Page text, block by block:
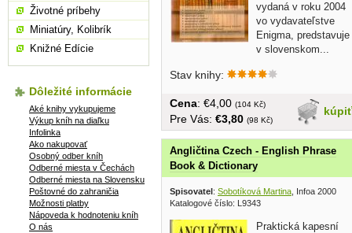
vydaná v roku 2004
vo vydavateľstve
Enigma, predstavuje
v slovenskom...
Stav knihy:
kúpiť
Cena: €4,00 (104 Kč)
Pre Vás: €3,80 (98 Kč)
Angličtina Czech - English Phrase
Book & Dictionary
Spisovatel: Sobotíková Martina , Infoa 2000
Katalogové číslo: L9343
Praktická kapesní
Životné príbehy
Miniatúry, Kolibrík
Knižné Edície
Dôležité informácie
Aké knihy vykupujeme
Výkup kníh na diaľku
Infolinka
Ako nakupovať
Osobný odber kníh
Odberné miesta v Čechách
Odberné miesta na Slovensku
Poštovné do zahraničia
Možnosti platby
Nápoveda k hodnoteniu kníh
O nás